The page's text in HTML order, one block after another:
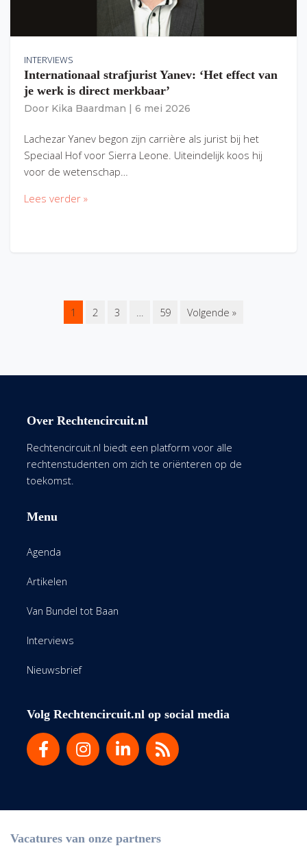
INTERVIEWS
Internationaal strafjurist Yanev: ‘Het effect van
je werk is direct merkbaar’
Door Kika Baardman 6 mei 2026
Lachezar Yanev begon zijn carrière als jurist bij het
Speciaal Hof voor Sierra Leone. Uiteindelijk koos hij
voor de wetenschap…
Lees verder »
1 2 3 … 59 Volgende »
Over Rechtencircuit.nl
Rechtencircuit.nl biedt een platform voor alle
rechtenstudenten om zich te oriënteren op de
toekomst.
Menu
Agenda
Artikelen
Van Bundel tot Baan
Interviews
Nieuwsbrief
Volg Rechtencircuit.nl op social media
Vacatures van onze partners